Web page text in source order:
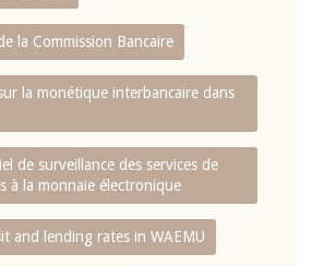
la Commission Bancaire
la monétique interbancaire dans
de surveillance des services de
à la monnaie électronique
and lending rates in WAEMU